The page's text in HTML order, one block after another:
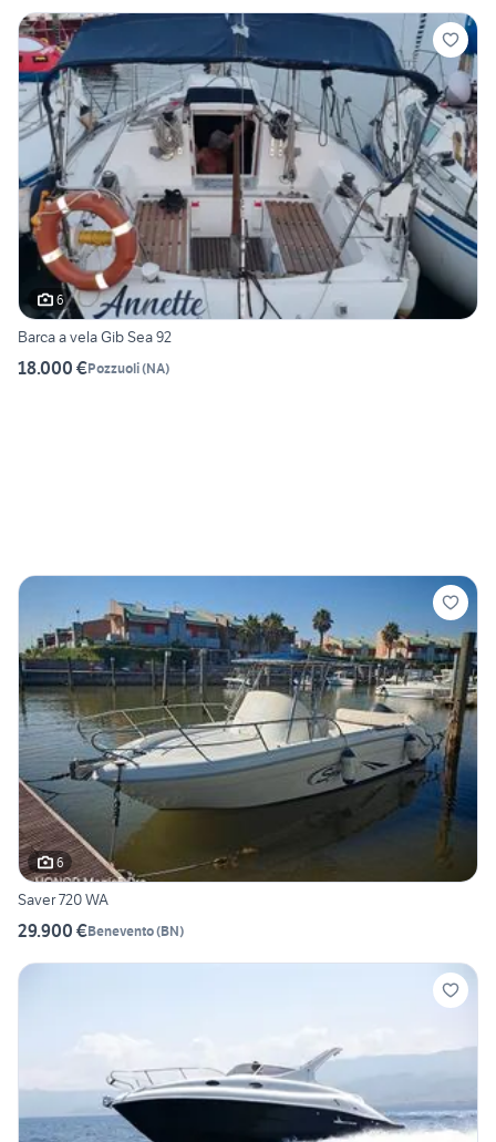
6
Barca a vela Gib Sea 92
18.000 €Pozzuoli(NA)
6
Saver 720 WA
29.900 €Benevento(BN)